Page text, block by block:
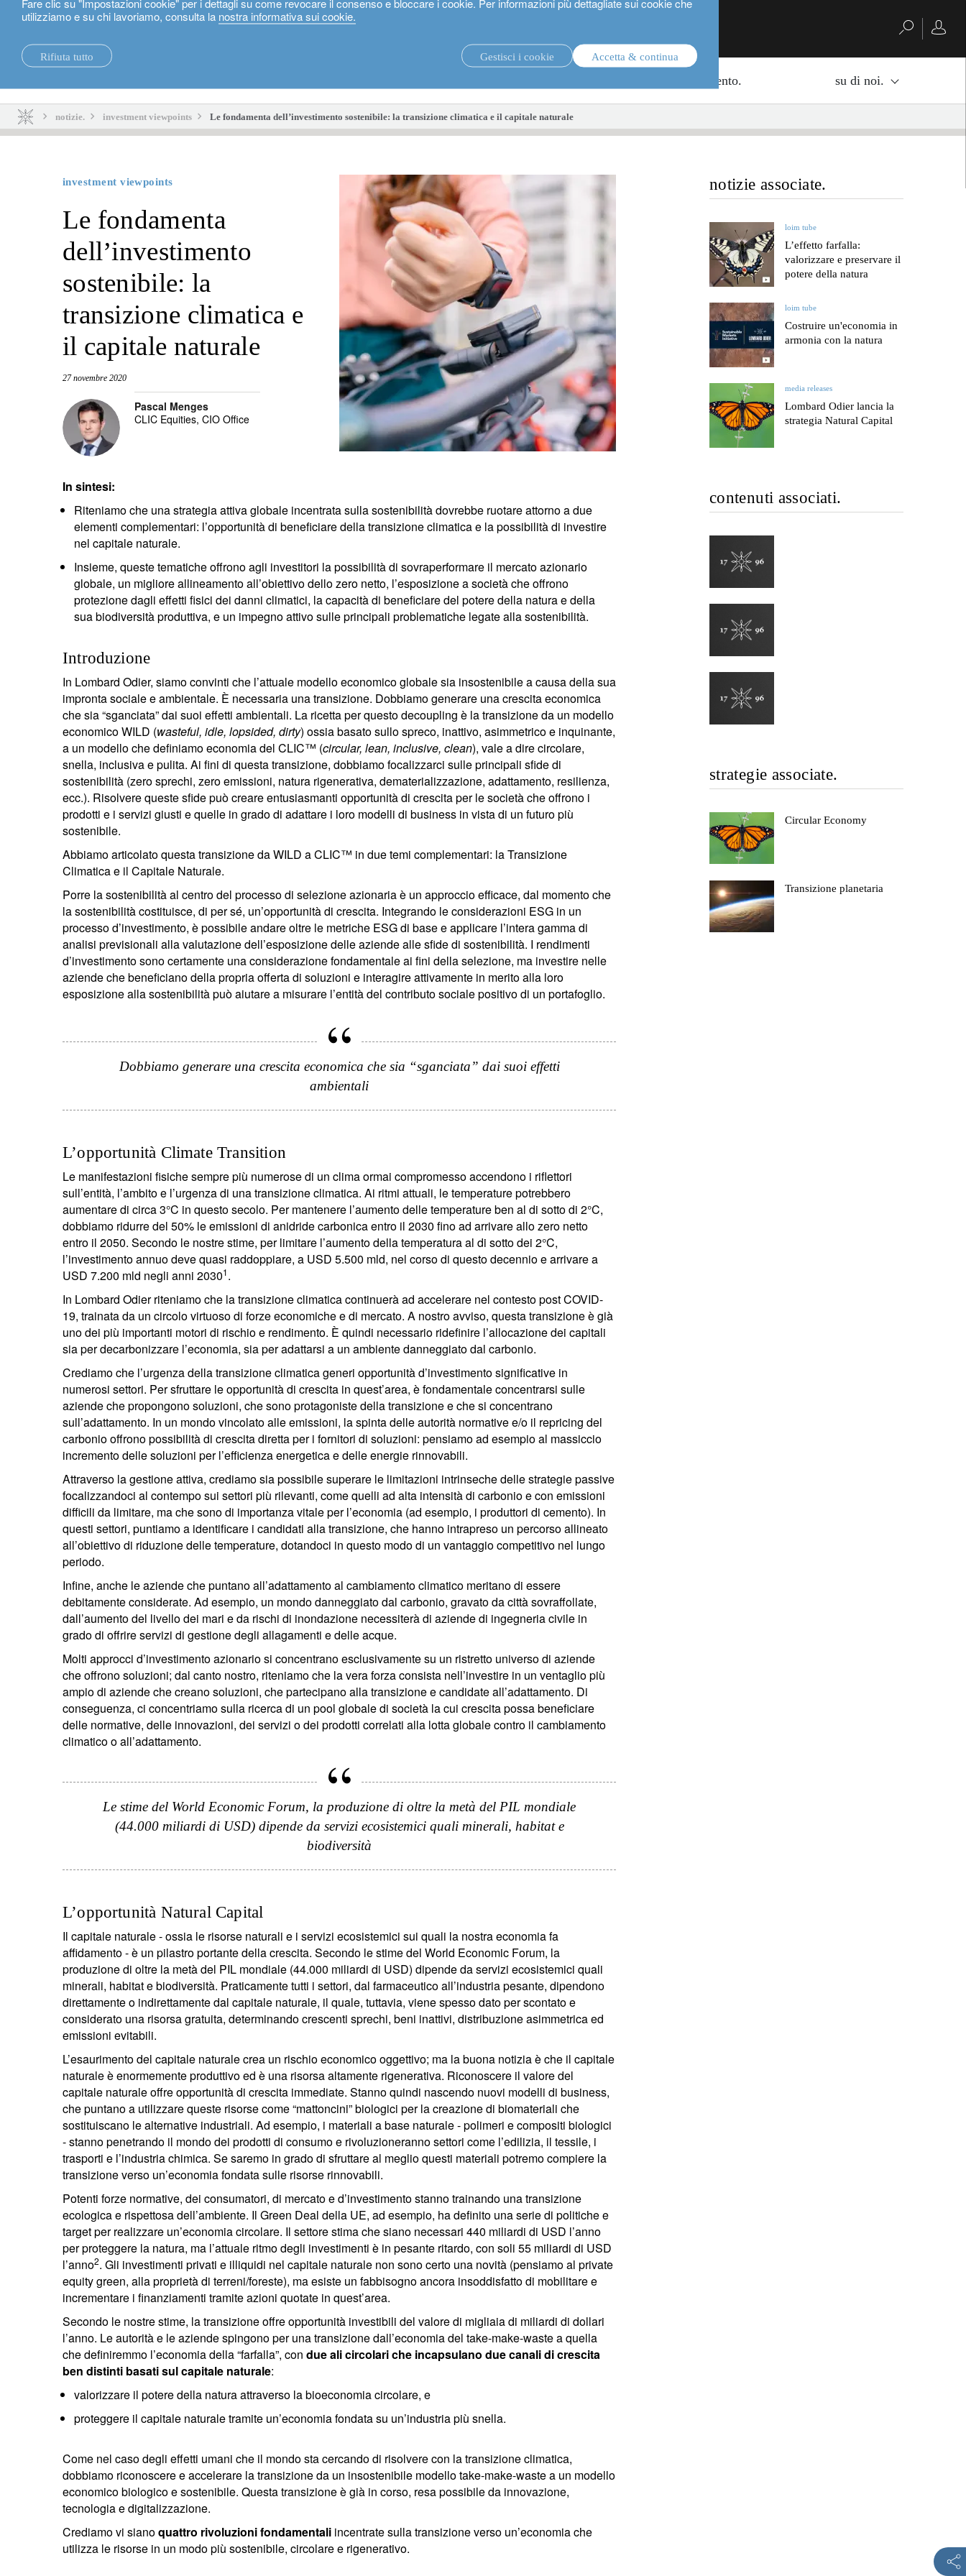
utilizziamo e su chi lavoriamo, consulta la nostra informativa sui cookie.
Rifiuta tutto Gestisci i cookie Accetta & continua
fondi di investimento. su di noi.
notizie. investment viewpoints Le fondamenta dell’investimento sostenibile: la transizione climatica e il capitale naturale
investment viewpoints
Le fondamenta
dell’investimento
sostenibile: la
transizione climatica e
il capitale naturale
27 novembre 2020
Pascal Menges
CLIC Equities, CIO Office
In sintesi:
Riteniamo che una strategia attiva globale incentrata sulla sostenibilità dovrebbe ruotare attorno a due
elementi complementari: l’opportunità di beneficiare della transizione climatica e la possibilità di investire
nel capitale naturale.
Insieme, queste tematiche offrono agli investitori la possibilità di sovraperformare il mercato azionario
globale, un migliore allineamento all’obiettivo dello zero netto, l’esposizione a società che offrono
protezione dagli effetti fisici dei danni climatici, la capacità di beneficiare del potere della natura e della
sua biodiversità produttiva, e un impegno attivo sulle principali problematiche legate alla sostenibilità.
Introduzione
In Lombard Odier, siamo convinti che l’attuale modello economico globale sia insostenibile a causa della sua
impronta sociale e ambientale. È necessaria una transizione. Dobbiamo generare una crescita economica
che sia “sganciata” dai suoi effetti ambientali. La ricetta per questo decoupling è la transizione da un modello
economico WILD (wasteful, idle, lopsided, dirty) ossia basato sullo spreco, inattivo, asimmetrico e inquinante,
a un modello che definiamo economia del CLIC™ (circular, lean, inclusive, clean), vale a dire circolare,
snella, inclusiva e pulita. Ai fini di questa transizione, dobbiamo focalizzarci sulle principali sfide di
sostenibilità (zero sprechi, zero emissioni, natura rigenerativa, dematerializzazione, adattamento, resilienza,
ecc.). Risolvere queste sfide può creare entusiasmanti opportunità di crescita per le società che offrono i
prodotti e i servizi giusti e quelle in grado di adattare i loro modelli di business in vista di un futuro più
sostenibile.
Abbiamo articolato questa transizione da WILD a CLIC™ in due temi complementari: la Transizione
Climatica e il Capitale Naturale.
Porre la sostenibilità al centro del processo di selezione azionaria è un approccio efficace, dal momento che
la sostenibilità costituisce, di per sé, un’opportunità di crescita. Integrando le considerazioni ESG in un
processo d’investimento, è possibile andare oltre le metriche ESG di base e applicare l’intera gamma di
analisi previsionali alla valutazione dell’esposizione delle aziende alle sfide di sostenibilità. I rendimenti
d’investimento sono certamente una considerazione fondamentale ai fini della selezione, ma investire nelle
aziende che beneficiano della propria offerta di soluzioni e interagire attivamente in merito alla loro
esposizione alla sostenibilità può aiutare a misurare l’entità del contributo sociale positivo di un portafoglio.
Dobbiamo generare una crescita economica che sia “sganciata” dai suoi effetti
ambientali
L’opportunità Climate Transition
Le manifestazioni fisiche sempre più numerose di un clima ormai compromesso accendono i riflettori
sull’entità, l’ambito e l’urgenza di una transizione climatica. Ai ritmi attuali, le temperature potrebbero
aumentare di circa 3°C in questo secolo. Per mantenere l’aumento delle temperature ben al di sotto di 2°C,
dobbiamo ridurre del 50% le emissioni di anidride carbonica entro il 2030 fino ad arrivare allo zero netto
entro il 2050. Secondo le nostre stime, per limitare l’aumento della temperatura al di sotto dei 2°C,
l’investimento annuo deve quasi raddoppiare, a USD 5.500 mld, nel corso di questo decennio e arrivare a
USD 7.200 mld negli anni 20301.
In Lombard Odier riteniamo che la transizione climatica continuerà ad accelerare nel contesto post COVID-
19, trainata da un circolo virtuoso di forze economiche e di mercato. A nostro avviso, questa transizione è già
uno dei più importanti motori di rischio e rendimento. È quindi necessario ridefinire l’allocazione dei capitali
sia per decarbonizzare l’economia, sia per adattarsi a un ambiente danneggiato dal carbonio.
Crediamo che l’urgenza della transizione climatica generi opportunità d’investimento significative in
numerosi settori. Per sfruttare le opportunità di crescita in quest’area, è fondamentale concentrarsi sulle
aziende che propongono soluzioni, che sono protagoniste della transizione e che si concentrano
sull’adattamento. In un mondo vincolato alle emissioni, la spinta delle autorità normative e/o il repricing del
carbonio offrono possibilità di crescita diretta per i fornitori di soluzioni: pensiamo ad esempio al massiccio
incremento delle soluzioni per l’efficienza energetica e delle energie rinnovabili.
Attraverso la gestione attiva, crediamo sia possibile superare le limitazioni intrinseche delle strategie passive
focalizzandoci al contempo sui settori più rilevanti, come quelli ad alta intensità di carbonio e con emissioni
difficili da limitare, ma che sono di importanza vitale per l’economia (ad esempio, i produttori di cemento). In
questi settori, puntiamo a identificare i candidati alla transizione, che hanno intrapreso un percorso allineato
all’obiettivo di riduzione delle temperature, dotandoci in questo modo di un vantaggio competitivo nel lungo
periodo.
Infine, anche le aziende che puntano all’adattamento al cambiamento climatico meritano di essere
debitamente considerate. Ad esempio, un mondo danneggiato dal carbonio, gravato da città sovraffollate,
dall’aumento del livello dei mari e da rischi di inondazione necessiterà di aziende di ingegneria civile in
grado di offrire servizi di gestione degli allagamenti e delle acque.
Molti approcci d’investimento azionario si concentrano esclusivamente su un ristretto universo di aziende
che offrono soluzioni; dal canto nostro, riteniamo che la vera forza consista nell’investire in un ventaglio più
ampio di aziende che creano soluzioni, che partecipano alla transizione e candidate all’adattamento. Di
conseguenza, ci concentriamo sulla ricerca di un pool globale di società la cui crescita possa beneficiare
delle normative, delle innovazioni, dei servizi o dei prodotti correlati alla lotta globale contro il cambiamento
climatico o all’adattamento.
Le stime del World Economic Forum, la produzione di oltre la metà del PIL mondiale
(44.000 miliardi di USD) dipende da servizi ecosistemici quali minerali, habitat e
biodiversità
L’opportunità Natural Capital
Il capitale naturale - ossia le risorse naturali e i servizi ecosistemici sui quali la nostra economia fa
affidamento - è un pilastro portante della crescita. Secondo le stime del World Economic Forum, la
produzione di oltre la metà del PIL mondiale (44.000 miliardi di USD) dipende da servizi ecosistemici quali
minerali, habitat e biodiversità. Praticamente tutti i settori, dal farmaceutico all’industria pesante, dipendono
direttamente o indirettamente dal capitale naturale, il quale, tuttavia, viene spesso dato per scontato e
considerato una risorsa gratuita, determinando crescenti sprechi, beni inattivi, distribuzione asimmetrica ed
emissioni evitabili.
L’esaurimento del capitale naturale crea un rischio economico oggettivo; ma la buona notizia è che il capitale
naturale è enormemente produttivo ed è una risorsa altamente rigenerativa. Riconoscere il valore del
capitale naturale offre opportunità di crescita immediate. Stanno quindi nascendo nuovi modelli di business,
che puntano a utilizzare queste risorse come “mattoncini” biologici per la creazione di biomateriali che
sostituiscano le alternative industriali. Ad esempio, i materiali a base naturale - polimeri e compositi biologici
- stanno penetrando il mondo dei prodotti di consumo e rivoluzioneranno settori come l’edilizia, il tessile, i
trasporti e l’industria chimica. Se saremo in grado di sfruttare al meglio questi materiali potremo compiere la
transizione verso un’economia fondata sulle risorse rinnovabili.
Potenti forze normative, dei consumatori, di mercato e d’investimento stanno trainando una transizione
ecologica e rispettosa dell’ambiente. Il Green Deal della UE, ad esempio, ha definito una serie di politiche e
target per realizzare un’economia circolare. Il settore stima che siano necessari 440 miliardi di USD l’anno
per proteggere la natura, ma l’attuale ritmo degli investimenti è in pesante ritardo, con soli 55 miliardi di USD
l’anno2. Gli investimenti privati e illiquidi nel capitale naturale non sono certo una novità (pensiamo al private
equity green, alla proprietà di terreni/foreste), ma esiste un fabbisogno ancora insoddisfatto di mobilitare e
incrementare i finanziamenti tramite azioni quotate in quest’area.
Secondo le nostre stime, la transizione offre opportunità investibili del valore di migliaia di miliardi di dollari
l’anno. Le autorità e le aziende spingono per una transizione dall’economia del take-make-waste a quella
che definiremmo l’economia della “farfalla”, con due ali circolari che incapsulano due canali di crescita
ben distinti basati sul capitale naturale:
valorizzare il potere della natura attraverso la bioeconomia circolare, e
proteggere il capitale naturale tramite un’economia fondata su un’industria più snella.
Come nel caso degli effetti umani che il mondo sta cercando di risolvere con la transizione climatica,
dobbiamo riconoscere e accelerare la transizione da un insostenibile modello take-make-waste a un modello
economico biologico e sostenibile. Questa transizione è già in corso, resa possibile da innovazione,
tecnologia e digitalizzazione.
Crediamo vi sianoquattro rivoluzioni fondamentali incentrate sulla transizione verso un’economia che
utilizza le risorse in un modo più sostenibile, circolare e rigenerativo.
notizie associate.
loim tube
L’effetto farfalla:
valorizzare e preservare il
potere della natura
loim tube
Costruire un'economia in
armonia con la natura
media releases
Lombard Odier lancia la
strategia Natural Capital
contenuti associati.
strategie associate.
Circular Economy
Transizione planetaria